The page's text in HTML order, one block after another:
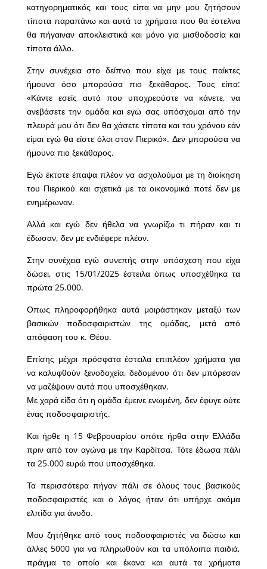
κατηγορηματικός και τους είπα να μην μου ζητήσουν
τίποτα παραπάνω και αυτά τα χρήματα που θα έστελνα
θα πήγαιναν αποκλειστικά και μόνο για μισθοδοσία και
τίποτα άλλο.
Στην συνέχεια στο δείπνο που είχα με τους παίκτες
ήμουνα όσο μπορούσα πιο ξεκάθαρος. Τους είπα:
«Κάντε εσείς αυτό που υποχρεούστε να κάνετε, να
ανεβάσετε την ομάδα και εγώ σας υπόσχομαι από την
πλευρά μου ότι δεν θα χάσετε τίποτα και του χρόνου εάν
είμαι εγώ θα είστε όλοι στον Πιερικό». Δεν μπορούσα να
ήμουνα πιο ξεκάθαρος.
Εγώ έκτοτε έπαψα πλέον να ασχολούμαι με τη διοίκηση
του Πιερικού και σχετικά με τα οικονομικά ποτέ δεν με
ενημέρωναν.
Αλλά και εγώ δεν ήθελα να γνωρίζω τι πήραν και τι
έδωσαν, δεν με ενδιέφερε πλέον.
Στην συνέχεια εγώ συνεπής στην υπόσχεση που είχα
δώσει, στις 15/01/2025 έστειλα όπως υποσχέθηκα τα
πρώτα 25.000.
Οπως πληροφορήθηκα αυτά μοιράστηκαν μεταξύ των
βασικών ποδοσφαιριστών της ομάδας, μετά από
απόφαση του κ. Θέου.
Επίσης μέχρι πρόσφατα έστειλα επιπλέον χρήματα για
να καλυφθούν ξενοδοχεία, δεδομένου ότι δεν μπόρεσαν
να μαζέψουν αυτά που υποσχέθηκαν.
Με χαρά είδα ότι η ομάδα έμεινε ενωμένη, δεν έφυγε ούτε
ένας ποδοσφαιριστής.
Και ήρθε η 15 Φεβρουαρίου οπότε ήρθα στην Ελλάδα
πριν από τον αγώνα με την Καρδίτσα. Τότε έδωσα πάλι
τα 25.000 ευρώ που υποσχέθηκα.
Τα περισσότερα πήγαν πάλι σε όλους τους βασικούς
ποδοσφαιριστές και ο λόγος ήταν ότι υπήρχε ακόμα
ελπίδα για άνοδο.
Μου ζητήθηκε από τους ποδοσφαιριστές να δώσω και
άλλες 5000 για να πληρωθούν και τα υπόλοιπα παιδιά,
πράγμα το οποίο και έκανα και αυτά τα χρήματα